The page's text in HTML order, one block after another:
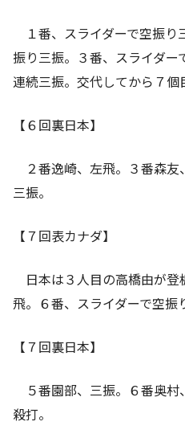
１番、スライダーで空振り
振り三振。３番、スライダ
連続三振。交代してから７個
【６回裏日本】
２番逸崎、左飛。３番森友
三振。
【７回表カナダ】
日本は３人目の高橋由が登
飛。６番、スライダーで空振
【７回裏日本】
５番園部、三振。６番奥村
殺打。